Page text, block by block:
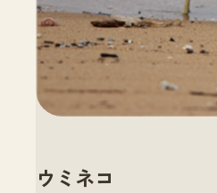
ウミネコ